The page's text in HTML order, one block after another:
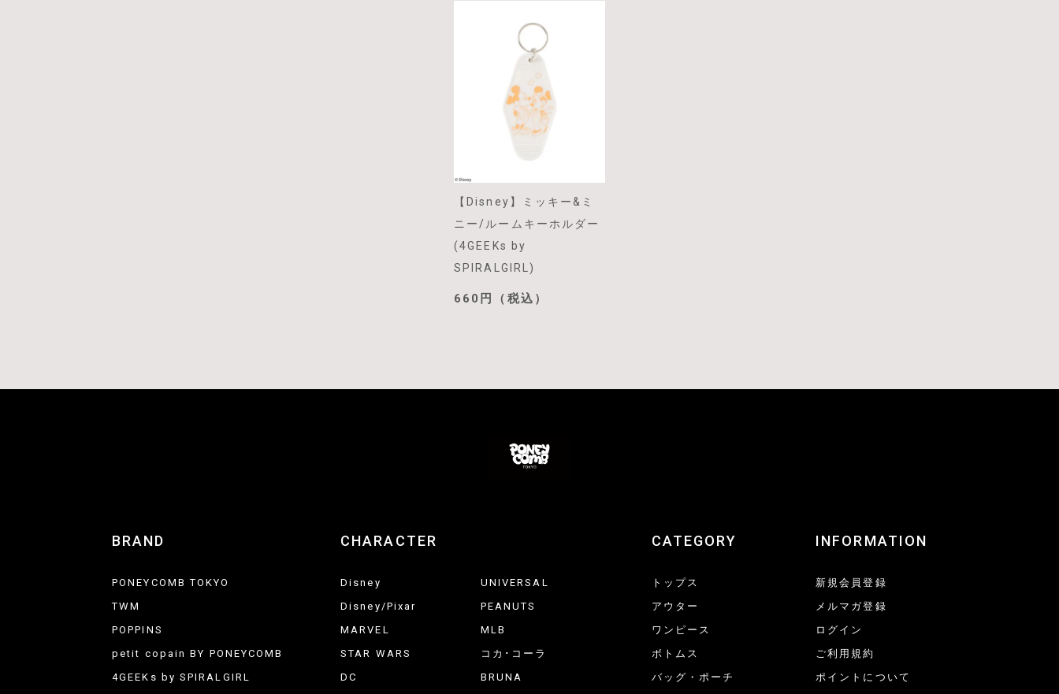
【Disney】ミッキー&ミ
ニー/ルームキーホルダー
(4GEEKs by
SPIRALGIRL)
660円（税込）
BRAND
PONEYCOMB TOKYO
TWM
POPPINS
petit copain BY PONEYCOMB
4GEEKs by SPIRALGIRL
CHARACTER
Disney
Disney/Pixar
MARVEL
STAR WARS
DC
UNIVERSAL
PEANUTS
MLB
コカ･コーラ
BRUNA
CATEGORY
トップス
アウター
ワンピース
ボトムス
バッグ・ポーチ
INFORMATION
新規会員登録
メルマガ登録
ログイン
ご利用規約
ポイントについて